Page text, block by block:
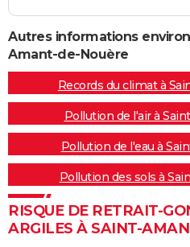
Autres informations
Amant-de-Nouère
Records du climat à
Pollution de l'air à
Pollution de l'eau à
Pollution des sols à
RISQUE DE RETRAIT-
ARGILES À SAINT-